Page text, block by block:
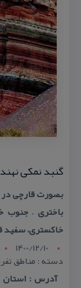
گنبد نمكی نهند
بصورت قارچی
باختری – جنوب
خاكستری، سفید
1400/12/10
دسته : مناطق